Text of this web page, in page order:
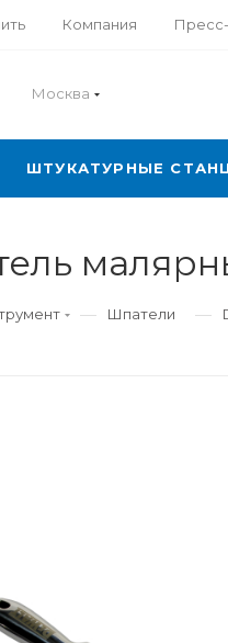
Компания
Москва
ШТУКАТУРНЫЕ
— Шпатели —